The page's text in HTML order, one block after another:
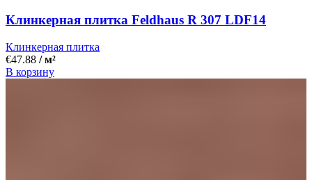
Клинкерная плитка Feldhaus R 307 LDF14
Клинкерная плитка
€47.88 / м²
В корзину